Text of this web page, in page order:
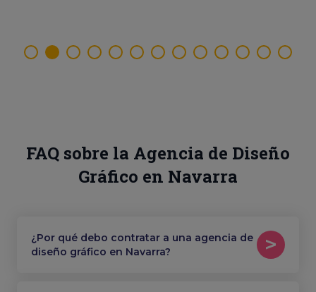
FAQ sobre la Agencia de Diseño
Gráfico en Navarra
¿Por qué debo contratar a una agencia de
diseño gráfico en Navarra?